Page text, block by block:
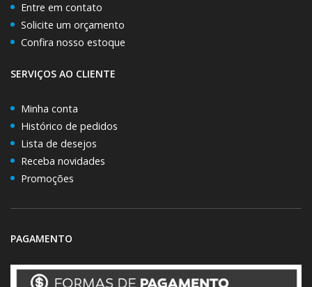
Entre em contato
Solicite um orçamento
Confira nosso estoque
SERVIÇOS AO CLIENTE
Minha conta
Histórico de pedidos
Lista de desejos
Receba novidades
Promoções
PAGAMENTO